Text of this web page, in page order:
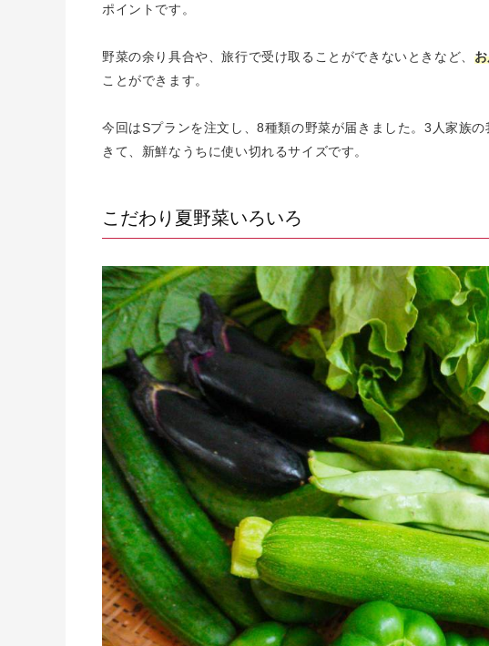
ポイントです。
野菜の余り具合や、旅行で受け取ることができないときなど、
ことができます。
今回はSプランを注文し、8種類の野菜が届きました。3人家族
きて、新鮮なうちに使い切れるサイズです。
こだわり夏野菜いろいろ